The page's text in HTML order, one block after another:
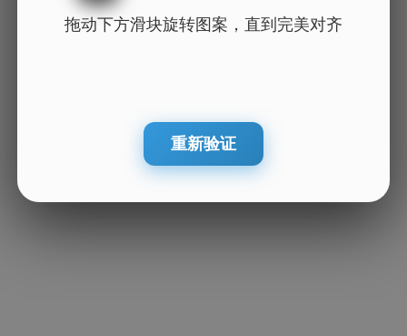
拖动下方滑块旋转图案，直到完美对齐
重新验证